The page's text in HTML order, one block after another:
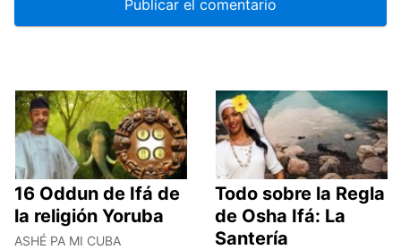
16 Oddun de Ifá de
la religión Yoruba
ASHÉ PA MI CUBA
Todo sobre la Regla
de Osha Ifá: La
Santería